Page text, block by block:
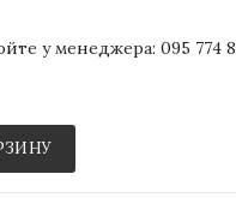
у менеджера: 095 774